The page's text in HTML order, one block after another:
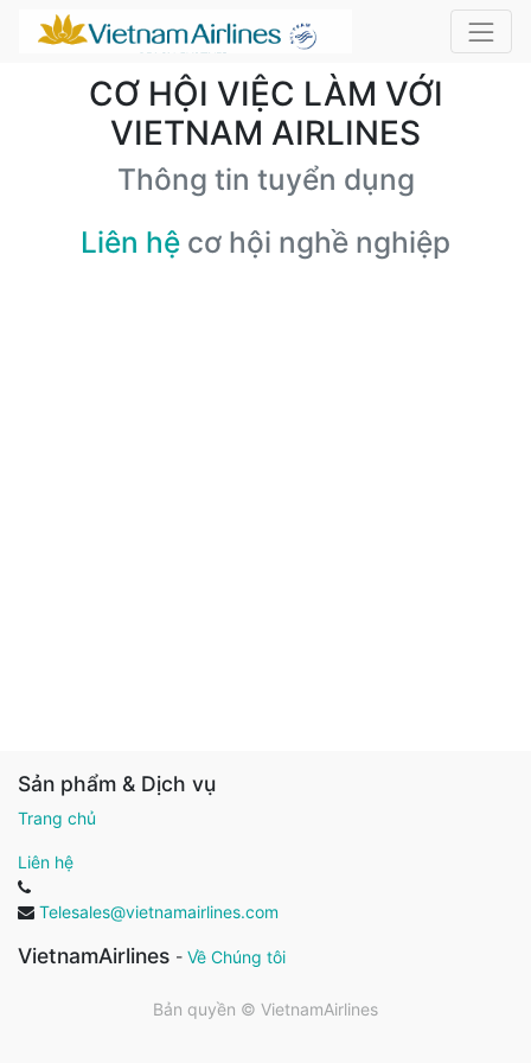
CƠ HỘI VIỆC LÀM VỚI
VIETNAM AIRLINES
Thông tin tuyển dụng
Liên hệ cơ hội nghề nghiệp
Sản phẩm & Dịch vụ
Trang chủ
Liên hệ
Telesales@vietnamairlines.com
VietnamAirlines - Về Chúng tôi
Bản quyền © VietnamAirlines